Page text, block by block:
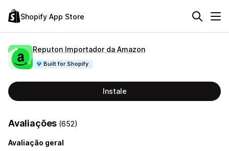
Shopify App Store
Reputon Importador da Amazon
Built for Shopify
Instale
Avaliações (652)
Avaliação geral